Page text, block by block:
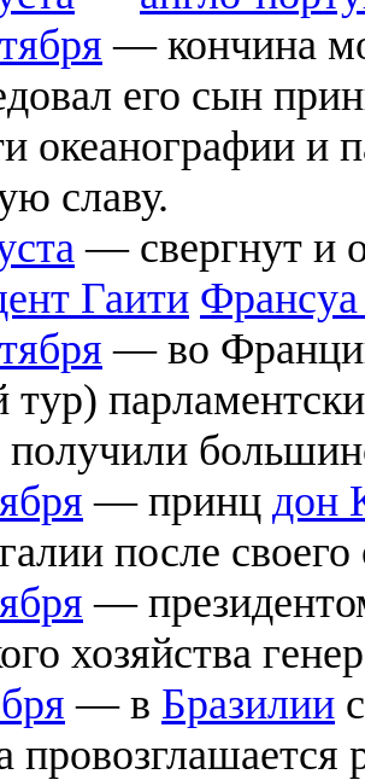
— кончина
его сын
океанографии и
славу.
— свергнут и
Гаити
— во
тур)
— принц дон
после
—
хозяйства
— в Бразилии
провозглашается